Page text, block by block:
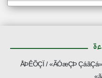
ÅÞÊÕÇÏ / «ÃÓæÇÞ